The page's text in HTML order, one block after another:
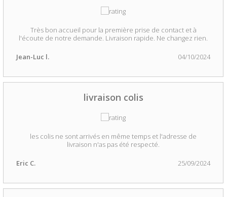
Très bon accueil pour la première prise de contact et à
l'écoute de notre demande. Livraison rapide. Ne changez rien.
Jean-Luc l. 04/10/2024
livraison colis
les colis ne sont arrivés en même temps et l'adresse de
livraison n'as pas été respecté.
Eric C. 25/09/2024